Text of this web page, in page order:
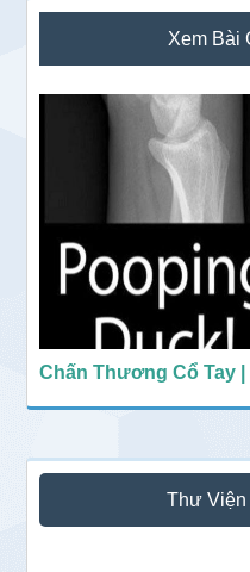
Sidebar
chính
Xem Bài
Chấn Thương Cổ Tay
Thư Viện